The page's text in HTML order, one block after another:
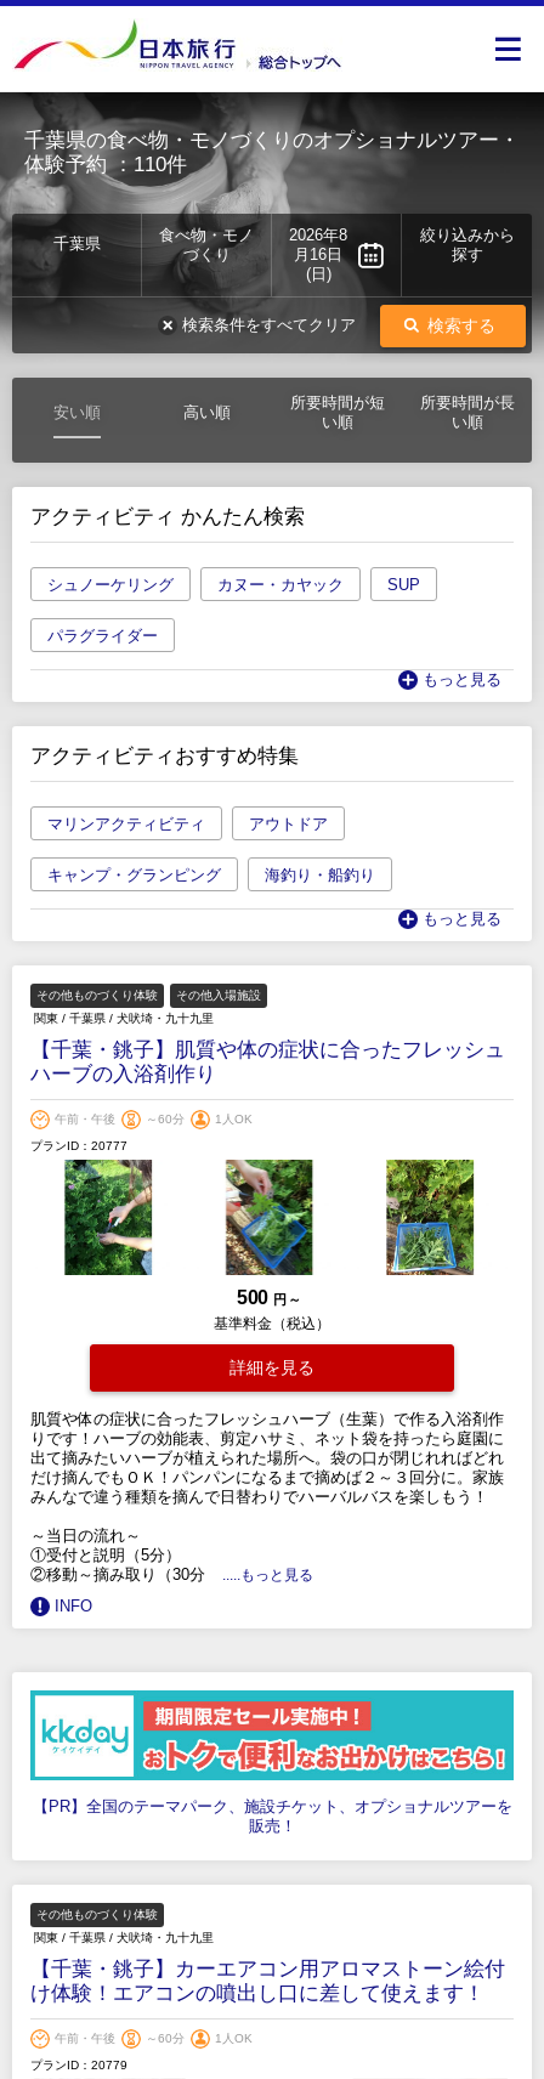
千葉県の食べ物・モノづくりのオプショナルツアー・
体験予約：110件
千葉県
食べ物・モノ
づくり
2026年8
月16日
(日)
絞り込みから
探す
検索する
検索条件をすべてクリア
安い順 高い順
所要時間が短
い順
所要時間が長
い順
アクティビティ かんたん検索
シュノーケリング カヌー・カヤック SUP
パラグライダー
もっと見る
アクティビティおすすめ特集
マリンアクティビティ アウトドア
キャンプ・グランピング 海釣り・船釣り
もっと見る
その他ものづくり体験
その他入場施設
関東 / 千葉県 / 犬吠埼・九十九里
【千葉・銚子】肌質や体の症状に合ったフレッシュ
ハーブの入浴剤作り
午前・午後 ～60分
1人OK
プランID：20777
500 円 ～
基準料金（税込）
詳細を見る
肌質や体の症状に合ったフレッシュハーブ（生葉）で作る入浴剤作
りです！ハーブの効能表、剪定ハサミ、ネット袋を持ったら庭園に
出て摘みたいハーブが植えられた場所へ。袋の口が閉じれればどれ
だけ摘んでもＯＫ！パンパンになるまで摘めば２～３回分に。家族
みんなで違う種類を摘んで日替わりでハーバルバスを楽しもう！
～当日の流れ～
①受付と説明（5分）
②移動～摘み取り（30分
.....もっと見る
INFO
【PR】全国のテーマパーク、施設チケット、オプショナルツアーを
販売！
その他ものづくり体験
関東 / 千葉県 / 犬吠埼・九十九里
【千葉・銚子】カーエアコン用アロマストーン絵付
け体験！エアコンの噴出し口に差して使えます！
午前・午後 ～60分
1人OK
プランID：20779